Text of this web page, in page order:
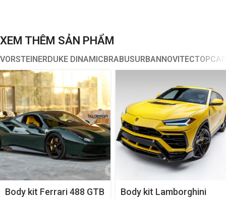
XEM THÊM SẢN PHẨM
VORSTEINERDUKE DINAMIC BRABUSURBAN NOVITECTOPCAR
Body kit Ferrari 488 GTB
Body kit Lamborghini